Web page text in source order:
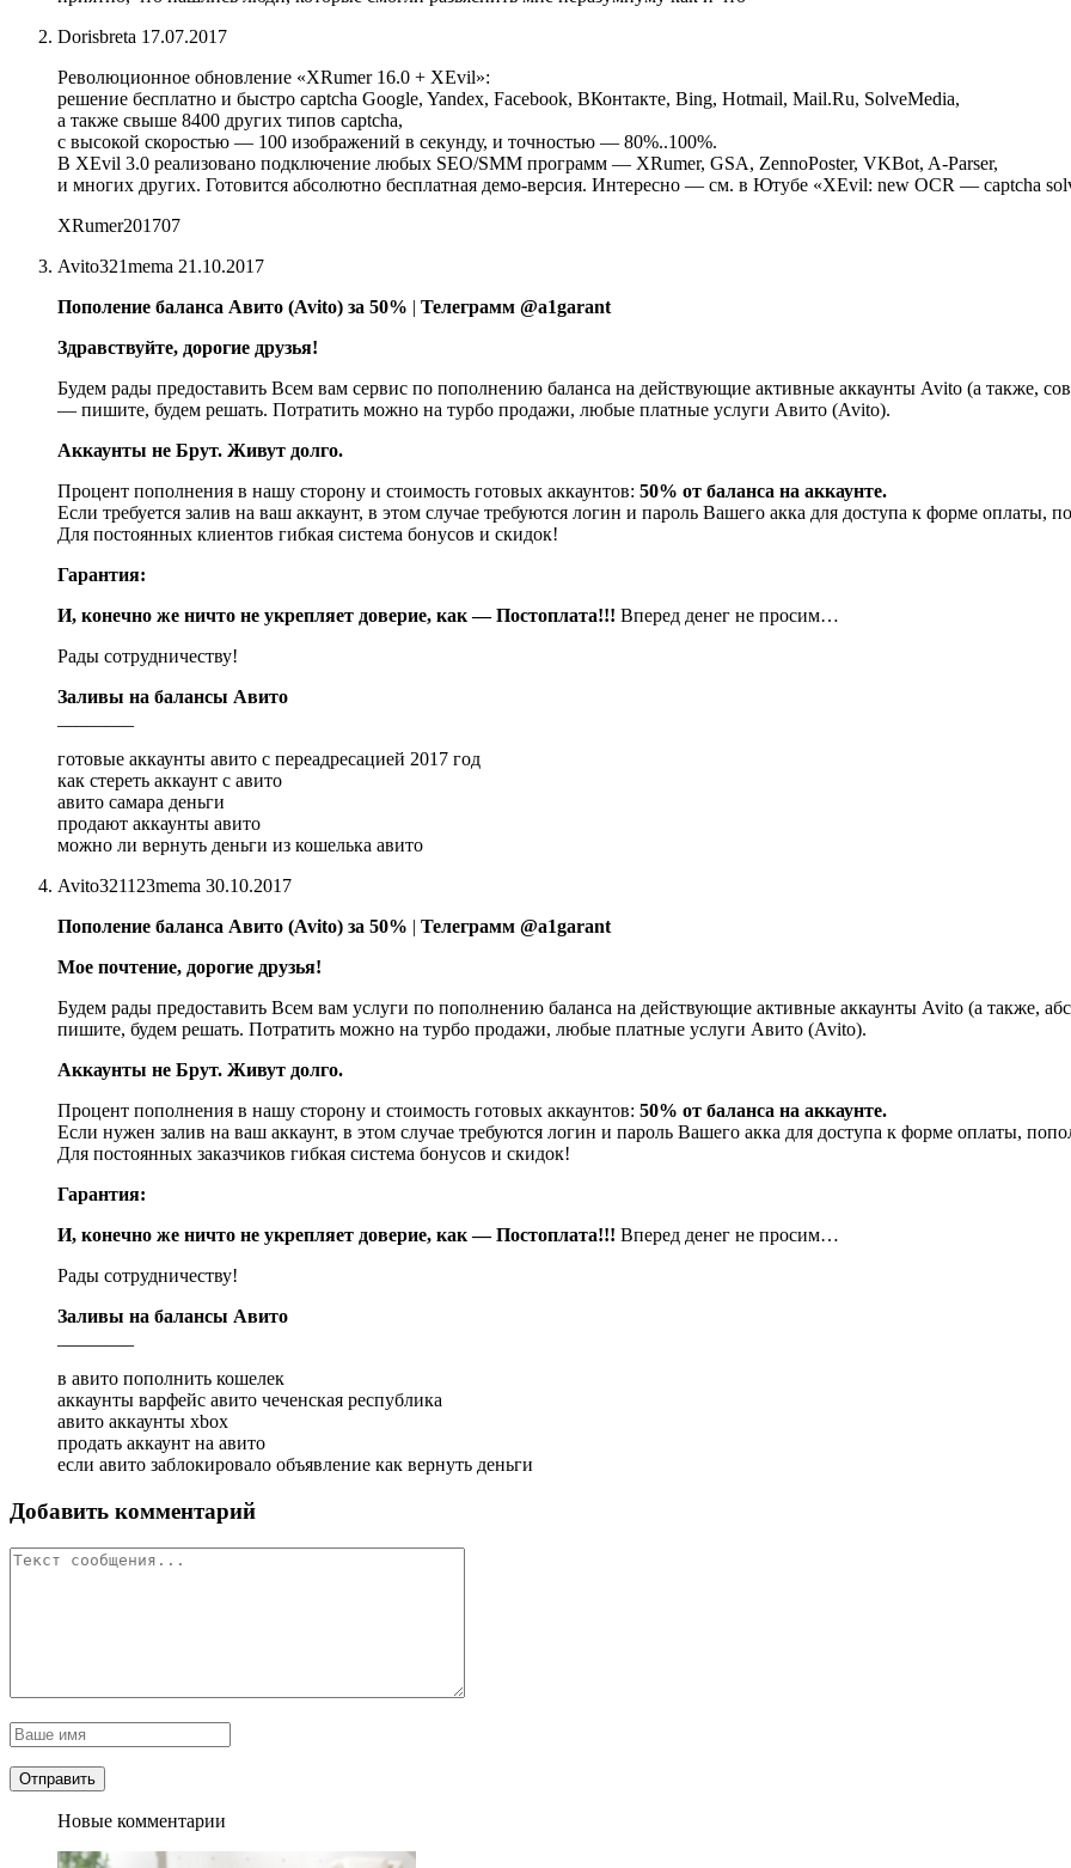
Dorisbreta 17.07.2017
Революционное обновление «XRumer 16.0 + XEvil»:
решение бесплатно и быстро captcha Google, Yandex, Facebook, ВКонтакте, Bing, Hotmail, Mail.Ru, SolveMedia,
а также свыше 8400 других типов captcha,
с высокой скоростью — 100 изображений в секунду, и точностью — 80%..100%.
В XEvil 3.0 реализовано подключение любых SEO/SMM программ — XRumer, GSA, ZennoPoster, VKBot, A-Parser,
и многих других. Готовится абсолютно бесплатная демо-версия. Интересно — см. в Ютубе «XEvil: new OCR — captcha
XRumer201707
Avito321mema 21.10.2017
Пополение баланса Авито (Avito) за 50% | Телеграмм @a1garant
Здравствуйте, дорогие друзья!
Будем рады предоставить Всем вам сервис по пополнению баланса на действующие активные аккаунты Avito (а также,
— пишите, будем решать. Потратить можно на турбо продажи, любые платные услуги Авито (Avito).
Аккаунты не Брут. Живут долго.
Процент пополнения в нашу сторону и стоимость готовых аккаунтов: 50% от баланса на аккаунте.
Если требуется залив на ваш аккаунт, в этом случае требуются логин и пароль Вашего акка для доступа к форме оплаты,
Для постоянных клиентов гибкая система бонусов и скидок!
Гарантия:
И, конечно же ничто не укрепляет доверие, как — Постоплата!!! Вперед денег не просим…
Рады сотрудничеству!
Заливы на балансы Авито
готовые аккаунты авито с переадресацией 2017 год
как стереть аккаунт с авито
авито самара деньги
продают аккаунты авито
можно ли вернуть деньги из кошелька авито
Avito321123mema 30.10.2017
Пополение баланса Авито (Avito) за 50% | Телеграмм @a1garant
Мое почтение, дорогие друзья!
Будем рады предоставить Всем вам услуги по пополнению баланса на действующие активные аккаунты Avito (а также,
пишите, будем решать. Потратить можно на турбо продажи, любые платные услуги Авито (Avito).
Аккаунты не Брут. Живут долго.
Процент пополнения в нашу сторону и стоимость готовых аккаунтов: 50% от баланса на аккаунте.
Если нужен залив на ваш аккаунт, в этом случае требуются логин и пароль Вашего акка для доступа к форме оплаты,
Для постоянных заказчиков гибкая система бонусов и скидок!
Гарантия:
И, конечно же ничто не укрепляет доверие, как — Постоплата!!! Вперед денег не просим…
Рады сотрудничеству!
Заливы на балансы Авито
в авито пополнить кошелек
аккаунты варфейс авито чеченская республика
авито аккаунты xbox
продать аккаунт на авито
если авито заблокировало объявление как вернуть деньги
Добавить комментарий
Новые комментарии